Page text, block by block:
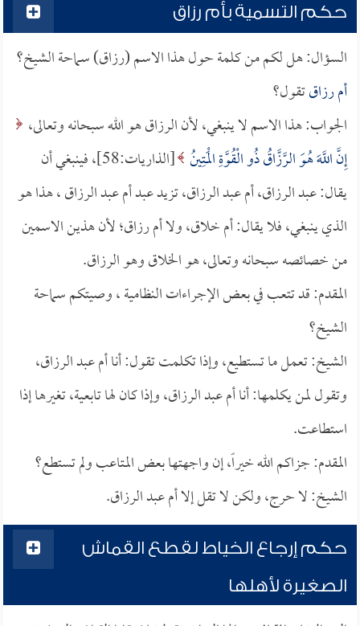
حكم التسمية بأم رزاق
السؤال: هل لكم من كلمة حول هذا الاسم (رزاق) سماحة الشيخ؟
أم رزاقتقول؟
الجواب: هذا الاسم لا ينبغي، لأن الرزاق هو الله سبحانه وتعالى،
إِنَّ اللَّهَ هُوَ الرَّزَّاقُ ذُو الْقُوَّةِ الْمَتِينُ
[الذاريات:58]، فينبغي أن
يقال: عبد الرزاق، أم عبد الرزاق، تزيد عبد أم عبد الرزاق ، هذا هو
الذي ينبغي، فلا يقال: أم خلاق، ولا أم رزاق؛ لأن هذين الاسمين
من خصائصه سبحانه وتعالى، هو الخلاق وهو الرزاق.
المقدم: قد تتعب في بعض الإجراءات النظامية ، وصيتكم سماحة
الشيخ؟
الشيخ: تعمل ما تستطيع، وإذا تكلمت تقول: أنا أم عبد الرزاق،
وتقول لمن يكلمها: أنا أم عبد الرزاق، وإذا كان لها تابعية، تغيرها إذا
استطاعت.
المقدم: جزاكم الله خيراً، إن واجهتها بعض المتاعب ولم تستطع؟
الشيخ: لا حرج، ولكن لا تقل إلا أم عبد الرزاق.
حكم إرجاع الخياط لقطع القماش
الصغيرة لأهلها